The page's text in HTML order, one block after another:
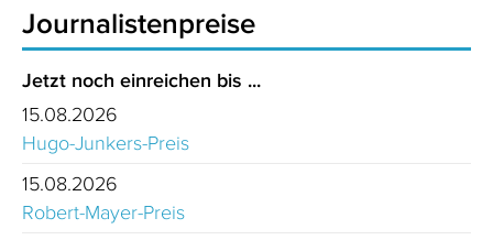
Journalistenpreise
Jetzt noch einreichen bis ...
15.08.2026
Hugo-Junkers-Preis
15.08.2026
Robert-Mayer-Preis